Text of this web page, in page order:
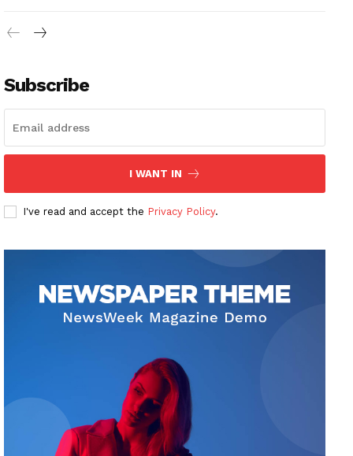
Subscribe
I WANT IN
I've read and accept the Privacy Policy.